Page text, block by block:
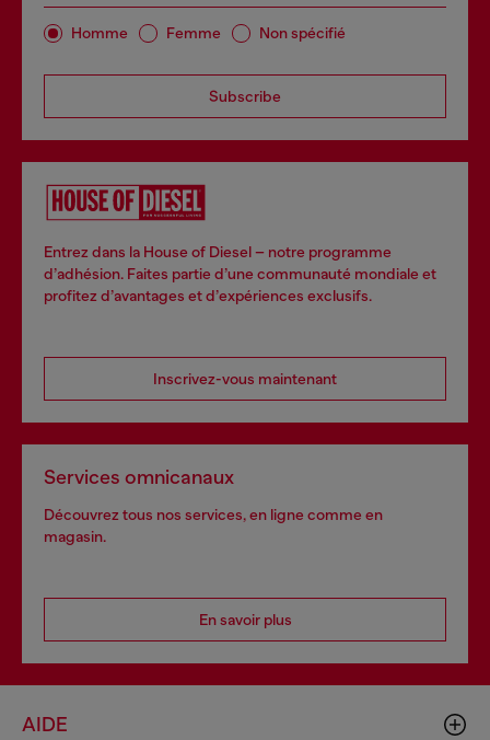
Homme Femme Non spécifié
Subscribe
Entrez dans la House of Diesel – notre programme
d’adhésion. Faites partie d’une communauté mondiale et
profitez d’avantages et d’expériences exclusifs.
Inscrivez-vous maintenant
Services omnicanaux
Découvrez tous nos services, en ligne comme en
magasin.
En savoir plus
AIDE